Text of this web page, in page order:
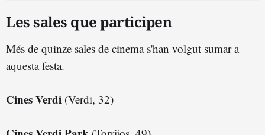
Les sales que participen
Més de quinze sales de cinema s'han volgut sumar a
aquesta festa.
Cines Verdi (Verdi, 32)